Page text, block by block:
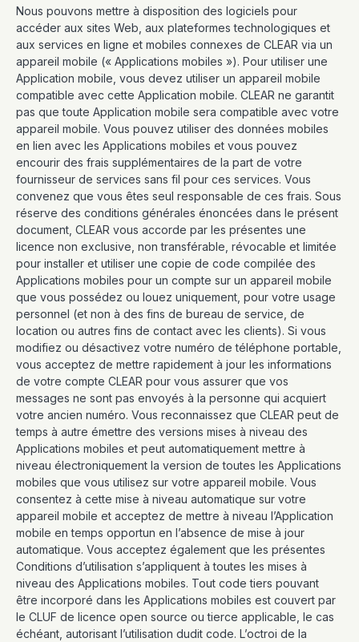
Nous pouvons mettre à disposition des logiciels pour
accéder aux sites Web, aux plateformes technologiques et
aux services en ligne et mobiles connexes de CLEAR via un
appareil mobile (« Applications mobiles »). Pour utiliser une
Application mobile, vous devez utiliser un appareil mobile
compatible avec cette Application mobile. CLEAR ne garantit
pas que toute Application mobile sera compatible avec votre
appareil mobile. Vous pouvez utiliser des données mobiles
en lien avec les Applications mobiles et vous pouvez
encourir des frais supplémentaires de la part de votre
fournisseur de services sans fil pour ces services. Vous
convenez que vous êtes seul responsable de ces frais. Sous
réserve des conditions générales énoncées dans le présent
document, CLEAR vous accorde par les présentes une
licence non exclusive, non transférable, révocable et limitée
pour installer et utiliser une copie de code compilée des
Applications mobiles pour un compte sur un appareil mobile
que vous possédez ou louez uniquement, pour votre usage
personnel (et non à des fins de bureau de service, de
location ou autres fins de contact avec les clients). Si vous
modifiez ou désactivez votre numéro de téléphone portable,
vous acceptez de mettre rapidement à jour les informations
de votre compte CLEAR pour vous assurer que vos
messages ne sont pas envoyés à la personne qui acquiert
votre ancien numéro. Vous reconnaissez que CLEAR peut de
temps à autre émettre des versions mises à niveau des
Applications mobiles et peut automatiquement mettre à
niveau électroniquement la version de toutes les Applications
mobiles que vous utilisez sur votre appareil mobile. Vous
consentez à cette mise à niveau automatique sur votre
appareil mobile et acceptez de mettre à niveau l’Application
mobile en temps opportun en l’absence de mise à jour
automatique. Vous acceptez également que les présentes
Conditions d’utilisation s’appliquent à toutes les mises à
niveau des Applications mobiles. Tout code tiers pouvant
être incorporé dans les Applications mobiles est couvert par
le CLUF de licence open source ou tierce applicable, le cas
échéant, autorisant l’utilisation dudit code. L’octroi de la